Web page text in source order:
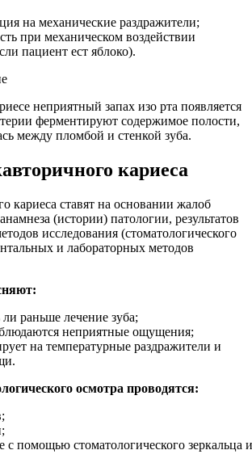
на механические раздражители;
при механическом воздействии
пациент ест яблоко).
неприятный запах изо рта появляется
ферментируют содержимое полости,
между пломбой и стенкой зуба.
вторичного кариеса
кариеса ставят на основании жалоб
(истории) патологии, результатов
исследования (стоматологического
и лабораторных методов
раньше лечение зуба;
неприятные ощущения;
на температурные раздражители и
осмотра проводятся:
с помощью стоматологического зеркальца и